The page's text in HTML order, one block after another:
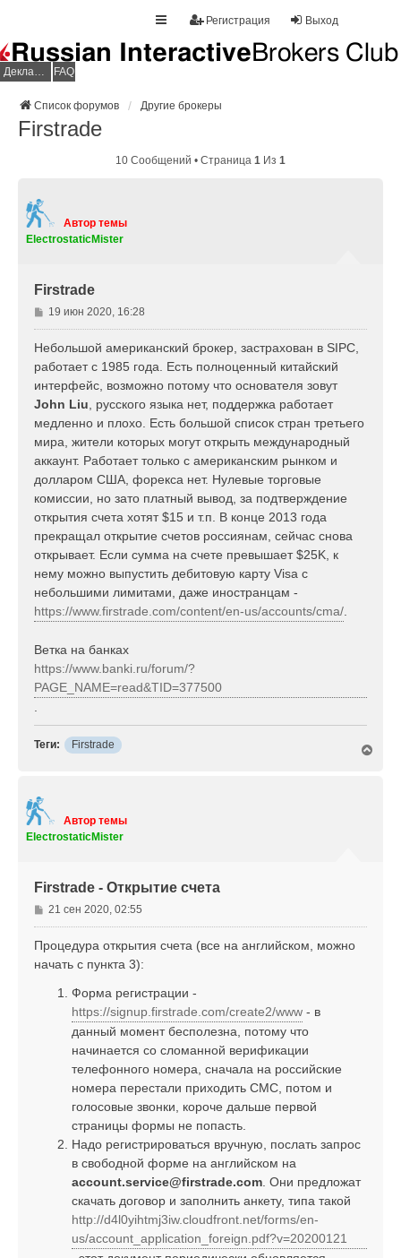
Выход
Регистрация
Декларация НДФЛ FAQ
Список форумов Другие брокеры
Firstrade
10 Сообщений • Страница 1 Из 1
Автор темы
ElectrostaticMister
Firstrade
С
о
о
е
н
и
е
19 июн 2020, 16:28
Небольшой американский брокер, застрахован в SIPC,
работает с 1985 года. Есть полноценный китайский
интерфейс, возможно потому что основателя зовут
John Liu , русского языка нет, поддержка работает
медленно и плохо. Есть большой список стран третьего
мира, жители которых могут открыть международный
аккаунт. Работает только с американским рынком и
долларом США, форекса нет. Нулевые торговые
комиссии, но зато платный вывод, за подтверждение
открытия счета хотят $15 и т.п. В конце 2013 года
прекращал открытие счетов россиянам, сейчас снова
открывает. Если сумма на счете превышает $25K, к
нему можно выпустить дебитовую карту Visa c
небольшими лимитами, даже иностранцам -
https://www.firstrade.com/content/en-us/accounts/cma/
Ветка на банках
https://www.banki.ru/forum/?
PAGE_NAME=read&TID=377500
Теги: Firstrade
Автор темы
ElectrostaticMister
Firstrade - Открытие счета
С
о
о
21 сен 2020, 02:55
Процедура открытия счета (все на английском, можно
начать с пункта 3):
Форма регистрации -
https://signup.firstrade.com/create2/www - в
данный момент бесполезна, потому что
начинается со сломанной верификации
телефонного номера, сначала на российские
номера перестали приходить СМС, потом и
голосовые звонки, короче дальше первой
страницы формы не попасть.
Надо регистрироваться вручную, послать запрос
в свободной форме на английском на
account.service@firstrade.com . Они предложат
скачать договор и заполнить анкету, типа такой
http://d4l0yihtmj3iw.cloudfront.net/forms/en-
us/account_application_foreign.pdf?v=20200121